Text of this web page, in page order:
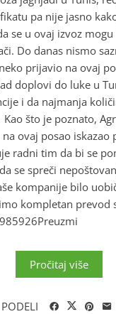
pa nije jasno
se u ovaj izvoz
Do danas nismo
prijavio na ovaj
doplovi do luke u
i da najmanja
što je poznato,
ovaj posao iskazao
radni tim da bi se
se spreči
kompanije bilo
kompletan prevod
Pročitaj više
PODELI